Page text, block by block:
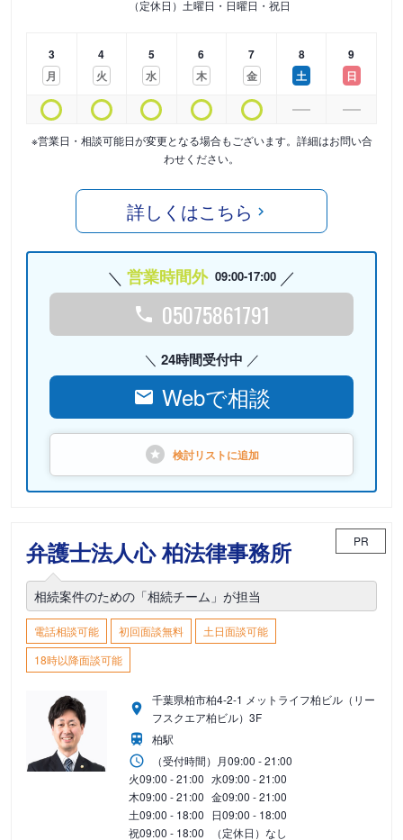
（定休日）土曜日・日曜日・祝日
3
月
4
火
5
水
6
木
7
金
8
土
9
日
※営業日・相談可能日が変更となる場合もございます。詳細はお問い合
わせください。
詳しくはこちら
営業時間外 09:00-17:00
05075861791
24時間受付中
Webで相談
検討リストに追加
弁護士法人心 柏法律事務所 PR
相続案件のための「相続チーム」が担当
電話相談可能 初回面談無料
土日面談可能
18時以降面談可能
千葉県柏市柏4-2-1 メットライフ柏ビル（リー
フスクエア柏ビル）3F
柏駅
（受付時間） 月09:00 - 21:00
火09:00 - 21:00 水09:00 - 21:00
木09:00 - 21:00 金09:00 - 21:00
土09:00 - 18:00 日09:00 - 18:00
祝09:00 - 18:00 （定休日）なし